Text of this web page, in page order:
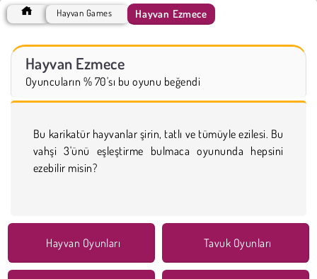
Hayvan Games Hayvan Ezmece
Hayvan Ezmece
Oyuncuların % 70'sı bu oyunu beğendi
Bu karikatür hayvanlar şirin, tatlı ve tümüyle ezilesi. Bu
vahşi 3'ünü eşleştirme bulmaca oyununda hepsini
ezebilir misin?
Hayvan Oyunları Tavuk Oyunları